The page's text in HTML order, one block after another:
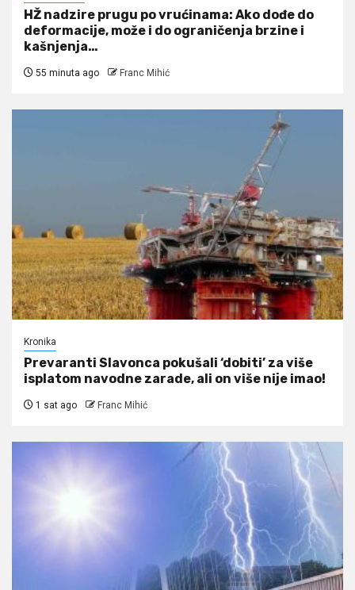
HŽ nadzire prugu po vrućinama: Ako dođe do
deformacije, može i do ograničenja brzine i
kašnjenja…
55 minuta ago Franc Mihić
Kronika
Prevaranti Slavonca pokušali ‘dobiti’ za više
isplatom navodne zarade, ali on više nije imao!
1 sat ago Franc Mihić